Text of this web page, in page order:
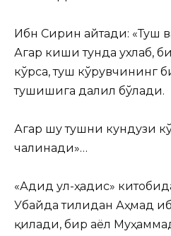
Ибн Сирин айтади: «Туш
Агар киши тунда ухлаб,
кўрса, туш кўрувчининг
тушишига далил бўлади.
Агар шу тушни кундузи
чалинади»…
«Адид ул-ҳадис»
Убайда тилидан Аҳмад
қилади, бир аёл